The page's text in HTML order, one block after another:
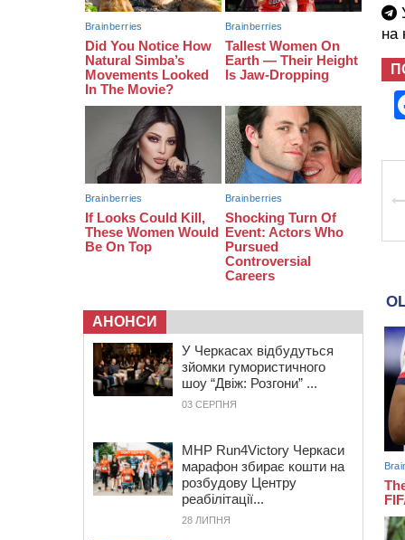
на
термін у колонії
05 СЕРПНЯ 2026, СЕРЕДА
20:28 Наступні два дні на Черкащині
прогнозують пік африканського
“пекла”
Проєкт просторового розвитку
Корсунь-Шевченківської громади
рекомендували до погодження
АНОНСИ
У Черкасах відбудуться
зйомки гумористичного
шоу “Двіж: Розгони” ...
03 СЕРПНЯ
MHP Run4Victory Черкаси
марафон збирає кошти на
розбудову Центру
реабілітації...
28 ЛИПНЯ